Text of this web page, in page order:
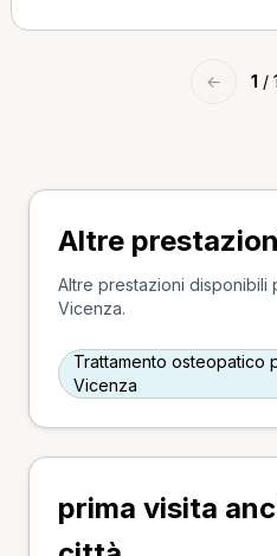
← 1 / 1
Altre
Altre prestazioni disponibili
Vicenza.
Trattamento osteopatico
Vicenza
prima visita